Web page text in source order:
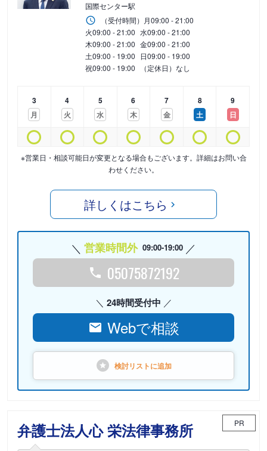
国際センター駅
（受付時間） 月09:00 - 21:00
火09:00 - 21:00 水09:00 - 21:00
木09:00 - 21:00 金09:00 - 21:00
土09:00 - 19:00 日09:00 - 19:00
祝09:00 - 19:00 （定休日）なし
3
月
4
火
5
水
6
木
7
金
8
土
9
日
※営業日・相談可能日が変更となる場合もございます。詳細はお問い合
わせください。
詳しくはこちら
営業時間外 09:00-19:00
05075872192
24時間受付中
Webで相談
検討リストに追加
弁護士法人心 栄法律事務所 PR